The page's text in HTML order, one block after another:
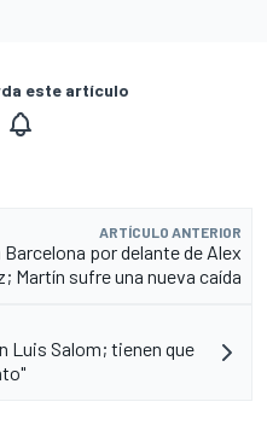
este artículo
ARTÍCULO ANTERIOR
por delante de Alex
Martín sufre una nueva caída
Luis Salom; tienen que